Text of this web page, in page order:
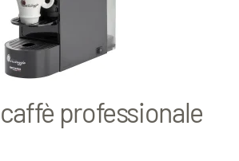
professionale